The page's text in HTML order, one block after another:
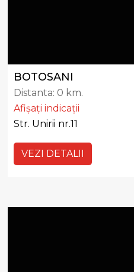
BOTOSANI
Distanta: 0 km.
Afișați indicații
Str. Unirii nr.11
VEZI DETALII